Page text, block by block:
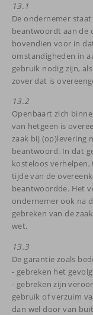
13.1
De ondernemer
beantwoordt aan de
bovendien voor in
omstandigheden in
gebruik nodig zijn,
zover dat is
13.2
Openbaart zich
van hetgeen is
zaak bij (op)levering
beantwoord. In dat
kosteloos
tijde van de
beantwoordde. Het
ondernemer ook na
gebreken van de
wet.
13.3
De garantie zoals
- gebreken het
- gebreken zijn
gebruik of verzuim
dan wel door van